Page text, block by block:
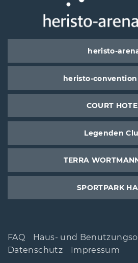
heristo-
heristo-
COURT
Legenden
TERRA
SPORTPARK
FAQ
Haus- und
Datenschutz
Impressum